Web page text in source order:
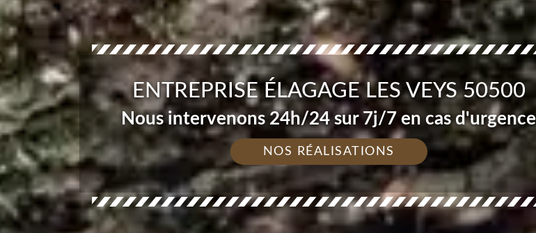
ENTREPRISE ÉLAGAGE LES VEYS 50500
Nous intervenons 24h/24 sur 7j/7 en cas d'urgence
NOS RÉALISATIONS